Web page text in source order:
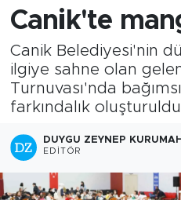
Canik'te
Canik Belediyesi'nin
ilgiye sahne olan
Turnuvası'nda
farkındalık
DUYGU ZEYNEP
EDITÖR
Son Dakika Haberleri
Haber Arşivi